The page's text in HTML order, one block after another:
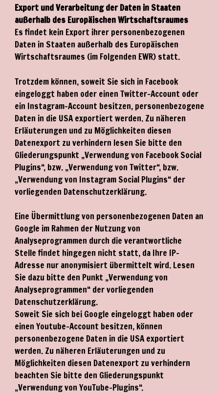
Export und Verarbeitung der Daten in Staaten
außerhalb des Europäischen Wirtschaftsraumes
Es findet kein Export ihrer personenbezogenen
Daten in Staaten außerhalb des Europäischen
Wirtschaftsraumes (im Folgenden EWR) statt.
Trotzdem können, soweit Sie sich in Facebook
eingeloggt haben oder einen Twitter-Account oder
ein Instagram-Account besitzen, personenbezogene
Daten in die USA exportiert werden. Zu näheren
Erläuterungen und zu Möglichkeiten diesen
Datenexport zu verhindern lesen Sie bitte den
Gliederungspunkt „Verwendung von Facebook Social
Plugins“, bzw. „Verwendung von Twitter“, bzw.
„Verwendung von Instagram Social Plugins“ der
vorliegenden Datenschutzerklärung.
Eine Übermittlung von personenbezogenen Daten an
Google im Rahmen der Nutzung von
Analyseprogrammen durch die verantwortliche
Stelle findet hingegen nicht statt, da Ihre IP-
Adresse nur anonymisiert übermittelt wird. Lesen
Sie dazu bitte den Punkt „Verwendung von
Analyseprogrammen“ der vorliegenden
Datenschutzerklärung.
Soweit Sie sich bei Google eingeloggt haben oder
einen Youtube-Account besitzen, können
personenbezogene Daten in die USA exportiert
werden. Zu näheren Erläuterungen und zu
Möglichkeiten diesen Datenexport zu verhindern
beachten Sie bitte den Gliederungspunkt
„Verwendung von YouTube-Plugins“.